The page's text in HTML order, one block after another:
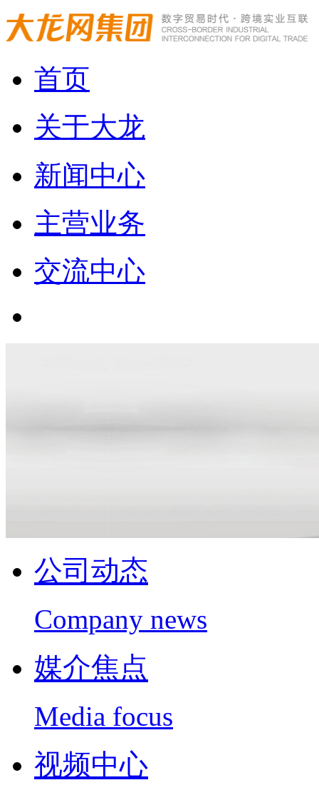
首页
关于大龙
新闻中心
主营业务
交流中心
公司动态
Company news
媒介焦点
Media focus
视频中心